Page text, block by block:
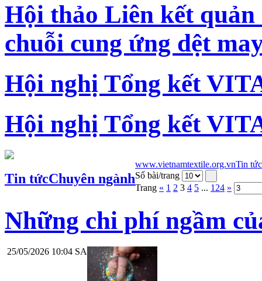
Hội thảo Liên kết
chuỗi cung ứng dệt
Hội nghị Tổng kết
Hội nghị Tổng kết
Tin tứcChuyên ngành
www.vietnamtextile.org.vnTin tức
Số bài/trang
Trang « 1 2 3 4 5 ... 124 »
Những chi phí ngầm
25/05/2026 10:04 SA